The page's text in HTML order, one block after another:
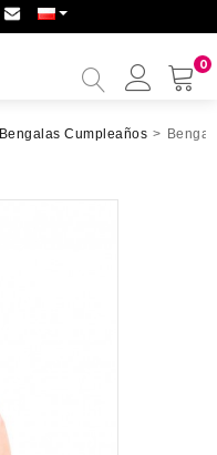
0
My
Bengalas Cumpleaños >